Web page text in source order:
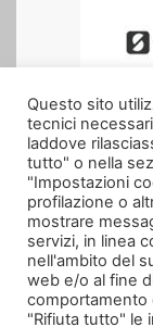
Questo sito
tecnici
laddove
tutto" o nella
"Impostazioni
profilazione o
mostrare
servizi, in linea
nell'ambito del
web e/o al fine
comportamento
"Rifiuta tutto" le